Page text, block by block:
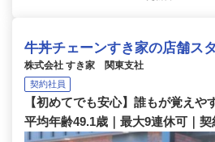
牛丼チェーンすき家の店舗ス
株式会社 すき家 関東支社
契約社員
【初めてでも安心】誰もが覚えや
平均年齢49.1歳｜最大9連休可｜契